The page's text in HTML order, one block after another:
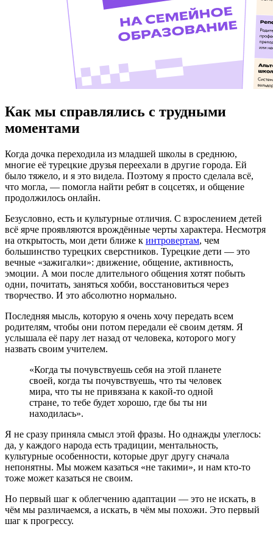
Как мы справлялись с трудными
моментами
Когда дочка переходила из младшей школы в среднюю,
многие её турецкие друзья переехали в другие города. Ей
было тяжело, и я это видела. Поэтому я просто сделала всё,
что могла, — помогла найти ребят в соцсетях, и общение
продолжилось онлайн.
Безусловно, есть и культурные отличия. С взрослением детей
всё ярче проявляются врождённые черты характера. Несмотря
на открытость, мои дети ближе к интровертам, чем
большинство турецких сверстников. Турецкие дети — это
вечные «зажигалки»: движение, общение, активность,
эмоции. А мои после длительного общения хотят побыть
одни, почитать, заняться хобби, восстановиться через
творчество. И это абсолютно нормально.
Последняя мысль, которую я очень хочу передать всем
родителям, чтобы они потом передали её своим детям. Я
услышала её пару лет назад от человека, которого могу
назвать своим учителем.
«Когда ты почувствуешь себя на этой планете
своей, когда ты почувствуешь, что ты человек
мира, что ты не привязана к какой-то одной
стране, то тебе будет хорошо, где бы ты ни
находилась».
Я не сразу приняла смысл этой фразы. Но однажды улеглось:
да, у каждого народа есть традиции, ментальность,
культурные особенности, которые друг другу сначала
непонятны. Мы можем казаться «не такими», и нам кто-то
тоже может казаться не своим.
Но первый шаг к облегчению адаптации — это не искать, в
чём мы различаемся, а искать, в чём мы похожи. Это первый
шаг к прогрессу.